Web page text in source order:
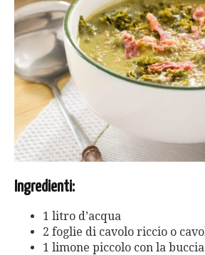
Ingredienti:
1 litro d’acqua
2 foglie di cavolo riccio o
1 limone piccolo con la buccia